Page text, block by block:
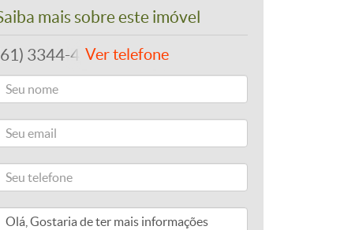
mais sobre este imóvel
3344-4112Ver telefone